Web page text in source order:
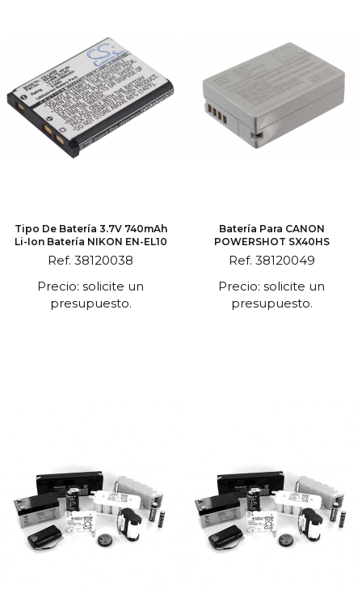
Tipo De Batería 3.7V 740mAh
Li-Ion Batería NIKON EN-EL10
Ref. 38120038
Precio: solicite un
presupuesto.
Batería Para CANON
POWERSHOT SX40HS
Ref. 38120049
Precio: solicite un
presupuesto.